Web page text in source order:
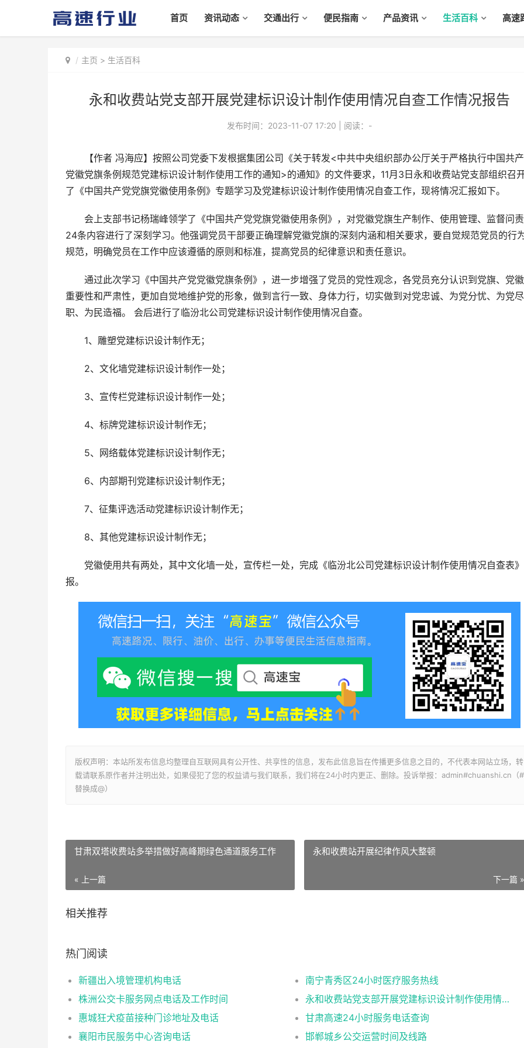
首页 资讯动态 交通出行 便民指南 产品资讯 生活百科 高速
主页 > 生活百科
永和收费站党支部开展党建标识设计制作使用情况自查工作情况报告
发布时间：2023-11-07 17:20 阅读： -
【作者 冯海应】按照公司党委下发根据集团公司《关于转发<中共中央组织部办公厅关于严格执行中国共
党徽党旗条例规范党建标识设计制作使用工作的通知>的通知》的文件要求，11月3日永和收费站党支部组织召
了《中国共产党党旗党徽使用条例》专题学习及党建标识设计制作使用情况自查工作，现将情况汇报如下。
会上支部书记杨瑞峰领学了《中国共产党党旗党徽使用条例》，对党徽党旗生产制作、使用管理、监督问
24条内容进行了深刻学习。他强调党员干部要正确理解党徽党旗的深刻内涵和相关要求，要自觉规范党员的行
规范，明确党员在工作中应该遵循的原则和标准，提高党员的纪律意识和责任意识。
通过此次学习《中国共产党党徽党旗条例》，进一步增强了党员的党性观念，各党员充分认识到党旗、党
重要性和严肃性，更加自觉地维护党的形象，做到言行一致、身体力行，切实做到对党忠诚、为党分忧、为党尽
职、为民造福。 会后进行了临汾北公司党建标识设计制作使用情况自查。
1、雕塑党建标识设计制作无；
2、文化墙党建标识设计制作一处；
3、宣传栏党建标识设计制作一处；
4、标牌党建标识设计制作无；
5、网络载体党建标识设计制作无；
6、内部期刊党建标识设计制作无；
7、征集评选活动党建标识设计制作无；
8、其他党建标识设计制作无；
党徽使用共有两处，其中文化墙一处，宣传栏一处，完成《临汾北公司党建标识设计制作使用情况自查表
报。
版权声明：本站所发布信息均整理自互联网具有公开性、共享性的信息，发布此信息旨在传播更多信息之目的，不代表本网站立场，转
载请联系原作者并注明出处，如果侵犯了您的权益请与我们联系，我们将在24小时内更正、删除。投诉举报：admin#chuanshi.cn（#
替换成@）
甘肃双塔收费站多举措做好高峰期绿色通道服务工作
« 上一篇
永和收费站开展纪律作风大整顿
下一篇 »
相关推荐
热门阅读
新疆出入境管理机构电话
南宁青秀区24小时医疗服务热线
株洲公交卡服务网点电话及工作时间
永和收费站党支部开展党建标识设计制作使用情况自查工作情况报告
惠城狂犬疫苗接种门诊地址及电话
甘肃高速24小时服务电话查询
襄阳市民服务中心咨询电话
邯郸城乡公交运营时间及线路